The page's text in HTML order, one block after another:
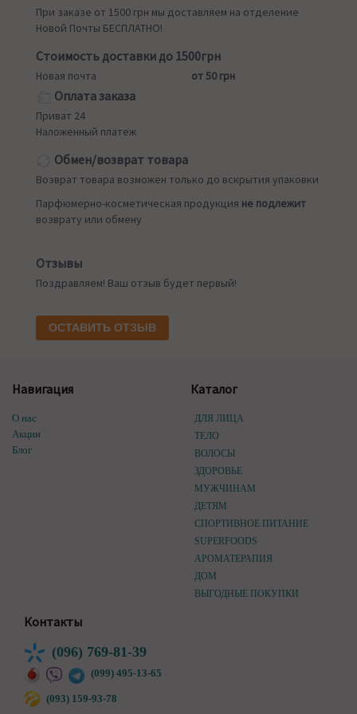
При заказе от 1500 грн мы доставляем на отделение
Новой Почты БЕСПЛАТНО!
Стоимость доставки до 1500грн
Новая почта от 50 грн
Оплата заказа
Приват 24
Наложенный платеж
Обмен/возврат товара
Возврат товара возможен только до вскрытия упаковки
Парфюмерно-косметическая продукция не подлежит
возврату или обмену
Отзывы
Поздравляем! Ваш отзыв будет первый!
ОСТАВИТЬ ОТЗЫВ
Навигация
О нас
Акции
Блог
Каталог
ДЛЯ ЛИЦА
ТЕЛО
ВОЛОСЫ
ЗДОРОВЬЕ
МУЖЧИНАМ
ДЕТЯМ
СПОРТИВНОЕ ПИТАНИЕ
SUPERFOODS
АРОМАТЕРАПИЯ
ДОМ
ВЫГОДНЫЕ ПОКУПКИ
Контакты
(096) 769-81-39
(099) 495-13-65
(093) 159-93-78